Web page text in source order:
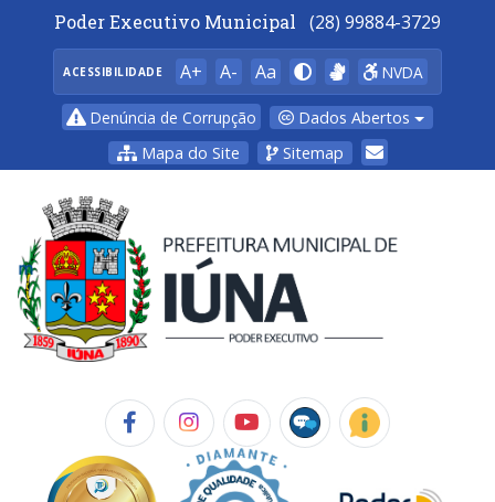
Poder Executivo Municipal (28) 99884-3729
ACESSIBILIDADE A+ A- Aa NVDA
Denúncia de Corrupção
Dados Abertos
Mapa do Site
Sitemap